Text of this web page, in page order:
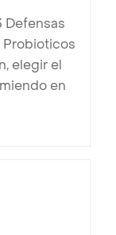
Defensas
Probioticos
elegir el
en